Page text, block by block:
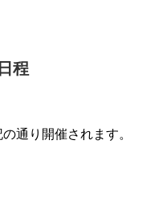
程
通り開催されます。